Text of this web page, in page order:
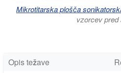
Mikrotitarska plošča
vzorcev pred
Opis težave